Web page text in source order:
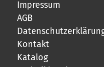
Impressum
AGB
Kontakt
Katalog